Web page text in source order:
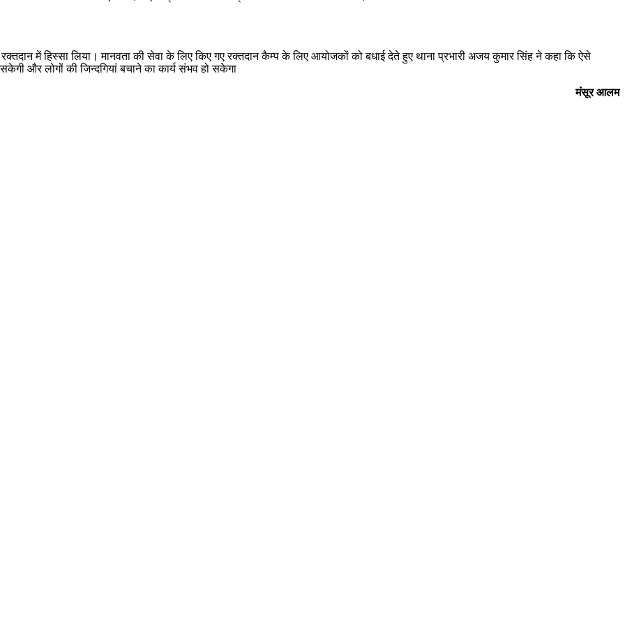
में हिस्सा लिया। मानवता की सेवा के लिए किए गए रक्तदान कैम्प के लिए आयोजकों को बधाई देते हुए थाना प्रभारी अजय कुमार सिंह ने कहा कि ऐसे
और लोगों की जिन्दगियां बचाने का कार्य संभव हो सकेगा
मंसूर आलम